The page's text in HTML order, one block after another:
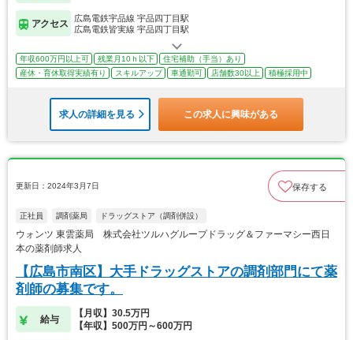
アクセス
広島電鉄宇品線 宇品四丁目駅
広島電鉄皆実線 宇品四丁目駅
年収600万円以上可 残業月10ｈ以下
住宅補助（手当）あり
産休・育休取得実績有り
スキルアップ 車通勤可 店舗数30以上 積極採用中
求人の詳細を見る この求人に興味がある
更新日：2024年3月7日 保存する
正社員 調剤薬局 ドラッグストア（調剤併設）
ウォンツ 東雲薬局 株式会社ツルハグループドラッグ＆ファーマシー西日
本の薬剤師求人
【広島市南区】大手ドラッグストアの調剤部門にて薬
剤師の募集です。
給与
【月収】30.5万円
【年収】500万円～600万円